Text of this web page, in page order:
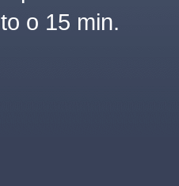
o 15 min.